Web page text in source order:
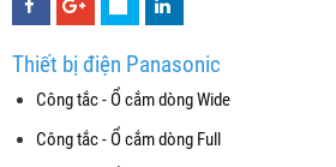
Thiết bị điện Panasonic
Công tắc - Ổ cắm dòng Wide
Công tắc - Ổ cắm dòng Full